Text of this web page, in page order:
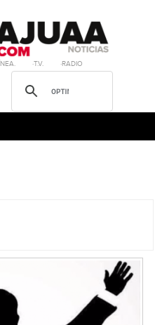
·T.V. ·RADIO